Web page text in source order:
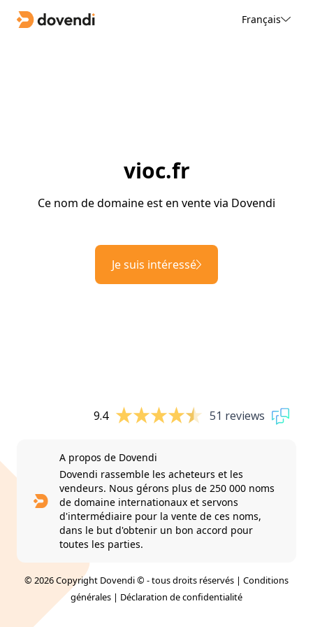
Français
vioc.fr
Ce nom de domaine est en vente via Dovendi
Je suis intéressé
9.4 51 reviews
A propos de Dovendi
Dovendi rassemble les acheteurs et les
vendeurs. Nous gérons plus de 250 000 noms
de domaine internationaux et servons
d'intermédiaire pour la vente de ces noms,
dans le but d'obtenir un bon accord pour
toutes les parties.
© 2026 Copyright Dovendi © - tous droits réservés | Conditions
générales | Déclaration de confidentialité